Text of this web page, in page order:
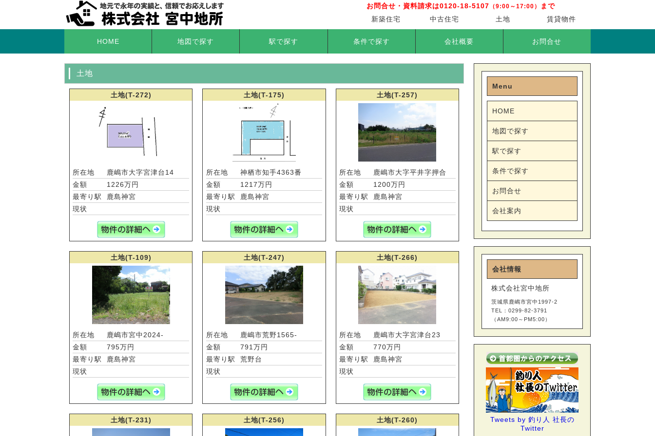
お問合せ・資料請求は0120-18-5107 （9:00～17:00）
まで
新築住宅
中古住宅 土地 賃貸物件
HOME 地図で探す 駅で探す 条件で探す 会社概要 お問合せ
土地
土地(T-272)
所在地
鹿嶋市大字宮津台14
金額
1226万円
最寄り駅
鹿島神宮
現状
土地(T-175)
所在地
神栖市知手4363番
金額
1217万円
最寄り駅
鹿島神宮
現状
土地(T-257)
所在地
鹿嶋市大字平井字押合
金額
1200万円
最寄り駅
鹿島神宮
現状
土地(T-109)
所在地
鹿嶋市宮中2024-
金額
795万円
最寄り駅
鹿島神宮
現状
土地(T-247)
所在地
鹿嶋市荒野1565-
金額
791万円
最寄り駅
荒野台
現状
土地(T-266)
所在地
鹿嶋市大字宮津台23
金額
770万円
最寄り駅
鹿島神宮
現状
土地(T-231) 土地(T-256) 土地(T-260)
Menu
HOME
地図で探す
駅で探す
条件で探す
お問合せ
会社案内
会社情報
株式会社宮中地所
茨城県鹿嶋市宮中1997-2
TEL：0299-82-3791
（AM9:00～PM5:00）
Tweets by 釣り人 社長の
Twitter